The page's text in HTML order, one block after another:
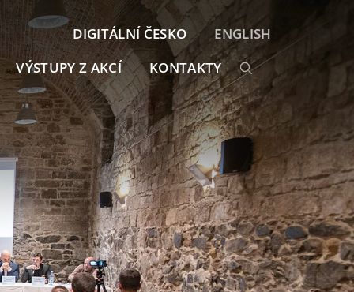
VÝSTUPY Z AKCÍ KONTAKTY
DIGITÁLNÍ ČESKO ENGLISH